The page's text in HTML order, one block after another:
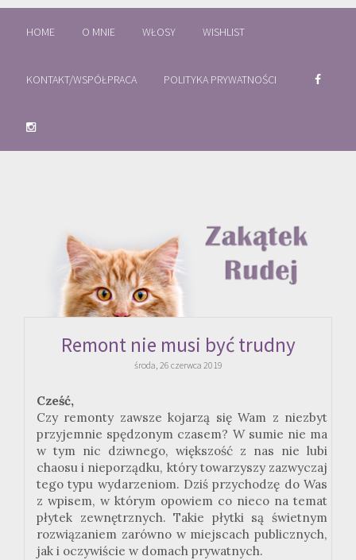
HOME O MNIE WŁOSY WISHLIST
KONTAKT/WSPÓŁPRACA POLITYKA PRYWATNOŚCI
Remont nie musi być trudny
środa, 26 czerwca 2019
Cześć,
Czy remonty zawsze kojarzą się Wam z niezbyt
przyjemnie spędzonym czasem? W sumie nie ma
w tym nic dziwnego, większość z nas nie lubi
chaosu i nieporządku, który towarzyszy zazwyczaj
tego typu wydarzeniom. Dziś przychodzę do Was
z wpisem, w którym opowiem co nieco na temat
płytek zewnętrznych. Takie płytki są świetnym
rozwiązaniem zarówno w miejscach publicznych,
jak i oczywiście w domach prywatnych.